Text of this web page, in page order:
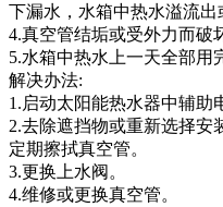
下漏水，水箱中热水溢流出
4.真空管结垢或受外力而破
5.水箱中热水上一天全部用
解决办法:
1.启动太阳能热水器中辅助
2.去除遮挡物或重新选择安
定期擦拭真空管。
3.更换上水阀。
4.维修或更换真空管。